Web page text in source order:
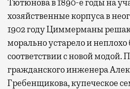
Тютюнова в 1890-е годы на
хозяйственные корпуса в
1902 году Циммерманы
морально устарело и неплохо
соответствии с новой модой.
гражданского инженера
Гребенщикова, купеческое